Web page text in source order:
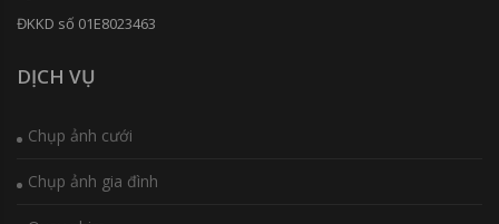
ĐKKD số 01E8023463
DỊCH VỤ
Chụp ảnh cưới
Chụp ảnh gia đình